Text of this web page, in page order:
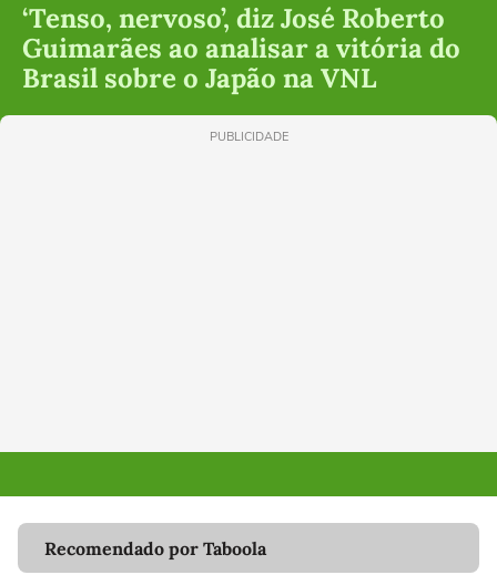
‘Tenso, nervoso’, diz José Roberto
Guimarães ao analisar a vitória do
Brasil sobre o Japão na VNL
PUBLICIDADE
Recomendado por Taboola